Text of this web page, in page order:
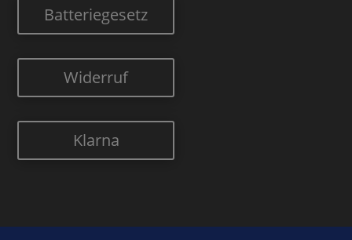
Batteriegesetz
Widerruf
Klarna